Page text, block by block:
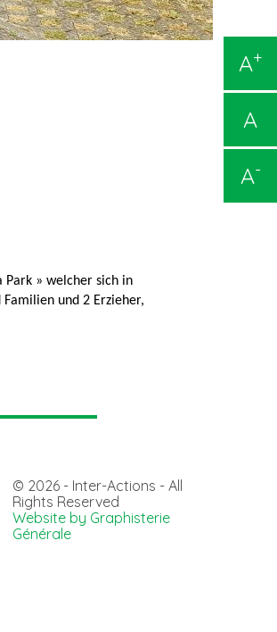
A+
A
A-
Park » welcher sich in
und 2 Erzieher,
© 2026 - Inter-Actions - All
Rights Reserved
Website by Graphisterie
Générale